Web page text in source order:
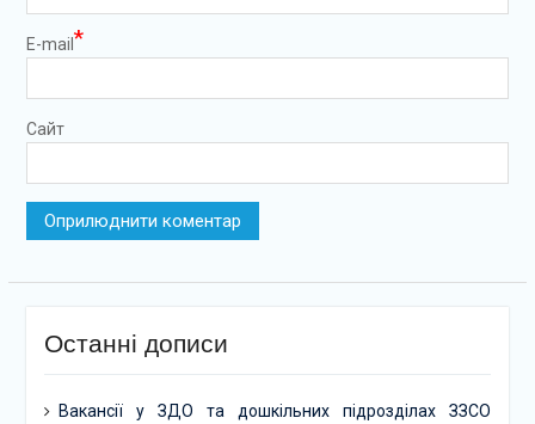
E-mail *
Сайт
Останні дописи
Вакансії у ЗДО та дошкільних підрозділах ЗЗСО